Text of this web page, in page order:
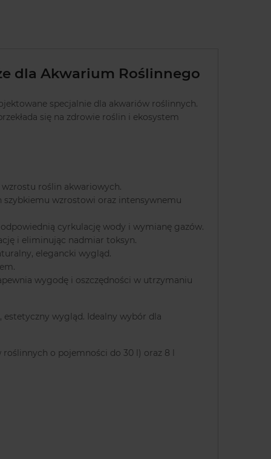
dla Akwarium Roślinnego
specjalnie dla akwariów roślinnych.
się na zdrowie roślin i ekosystem
roślin akwariowych.
wzrostowi oraz intensywnemu
cyrkulację wody i wymianę gazów.
i eliminując nadmiar toksyn.
elegancki wygląd.
wygodę i oszczędności w utrzymaniu
wygląd. Idealny wybór dla
roślinnych o pojemności do 30 l) oraz 8 l